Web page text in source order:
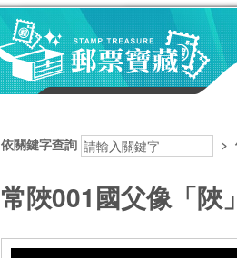
依關鍵字查詢 >
常陜001國父像「陜